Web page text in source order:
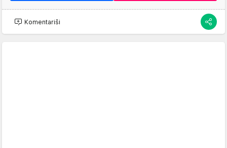
Komentariši